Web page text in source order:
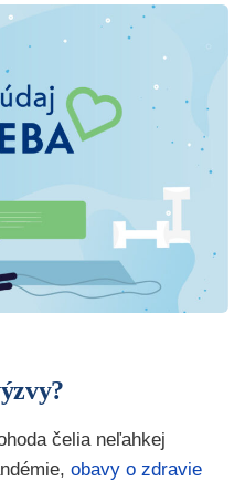
čelia neľahkej
obavy o zdravie